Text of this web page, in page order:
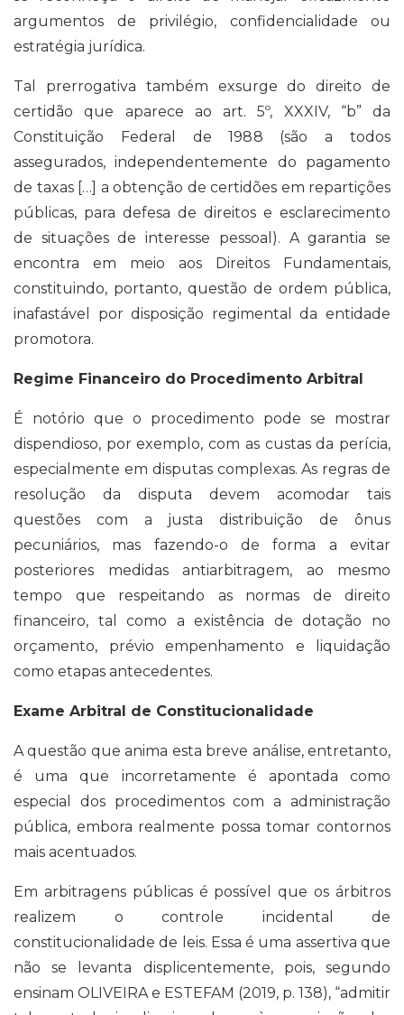
argumentos de privilégio, confidencialidade ou
estratégia jurídica.
Tal prerrogativa também exsurge do direito de
certidão que aparece ao art. 5º, XXXIV, “b” da
Constituição Federal de 1988 (são a todos
assegurados, independentemente do pagamento
de taxas […] a obtenção de certidões em repartições
públicas, para defesa de direitos e esclarecimento
de situações de interesse pessoal). A garantia se
encontra em meio aos Direitos Fundamentais,
constituindo, portanto, questão de ordem pública,
inafastável por disposição regimental da entidade
promotora.
Regime Financeiro do Procedimento Arbitral
É notório que o procedimento pode se mostrar
dispendioso, por exemplo, com as custas da perícia,
especialmente em disputas complexas. As regras de
resolução da disputa devem acomodar tais
questões com a justa distribuição de ônus
pecuniários, mas fazendo-o de forma a evitar
posteriores medidas antiarbitragem, ao mesmo
tempo que respeitando as normas de direito
financeiro, tal como a existência de dotação no
orçamento, prévio empenhamento e liquidação
como etapas antecedentes.
Exame Arbitral de Constitucionalidade
A questão que anima esta breve análise, entretanto,
é uma que incorretamente é apontada como
especial dos procedimentos com a administração
pública, embora realmente possa tomar contornos
mais acentuados.
Em arbitragens públicas é possível que os árbitros
realizem o controle incidental de
constitucionalidade de leis. Essa é uma assertiva que
não se levanta displicentemente, pois, segundo
ensinam OLIVEIRA e ESTEFAM (2019, p. 138), “admitir